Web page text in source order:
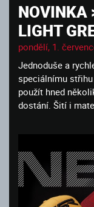
NOVINKA
LIGHT
pondělí, 1.
Jednoduše a
speciálnímu
použít hned
dostání. Šití i